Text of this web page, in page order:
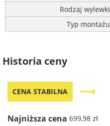
Rodzaj wylewki
Typ montażu
Historia ceny
CENA STABILNA trending_flat
Najniższa cena 699,98 zł